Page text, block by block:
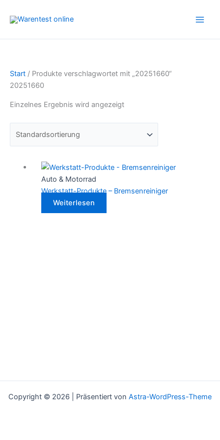
Inhalt
Start / Produkte verschlagwortet mit „20251660“
20251660
Einzelnes Ergebnis wird angezeigt
Auto & Motorrad
Werkstatt-Produkte – Bremsenreiniger
Weiterlesen
Copyright © 2026 | Präsentiert von Astra-WordPress-Theme